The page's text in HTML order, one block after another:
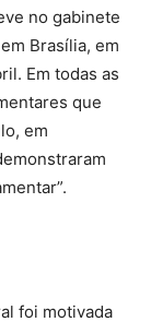
no gabinete
Brasília, em
Em todas as
que
em
foi motivada